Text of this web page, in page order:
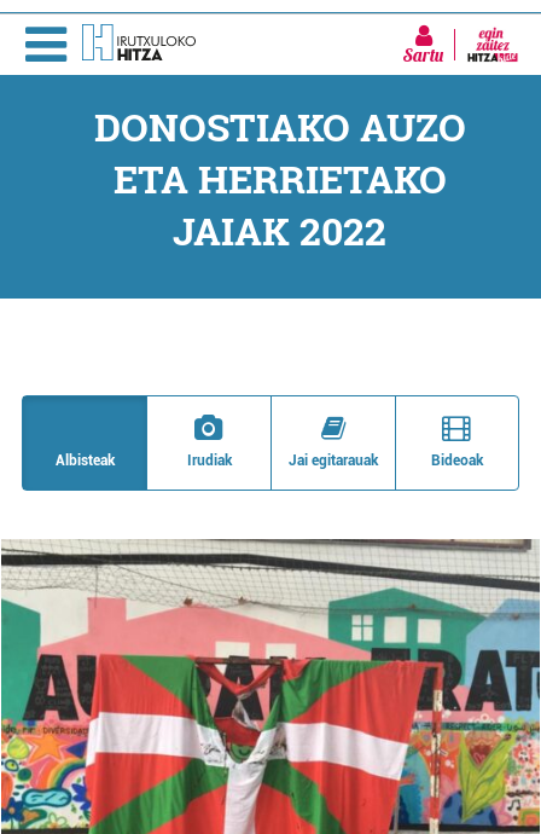
Sartu
DONOSTIAKO AUZO
ETA HERRIETAKO
JAIAK 2022
Albisteak Irudiak Jai egitarauak Bideoak